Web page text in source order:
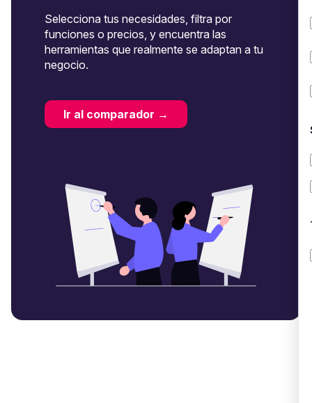
Selecciona tus necesidades, filtra por
funciones o precios, y encuentra las
herramientas que realmente se adaptan a tu
negocio.
Ir al comparador →